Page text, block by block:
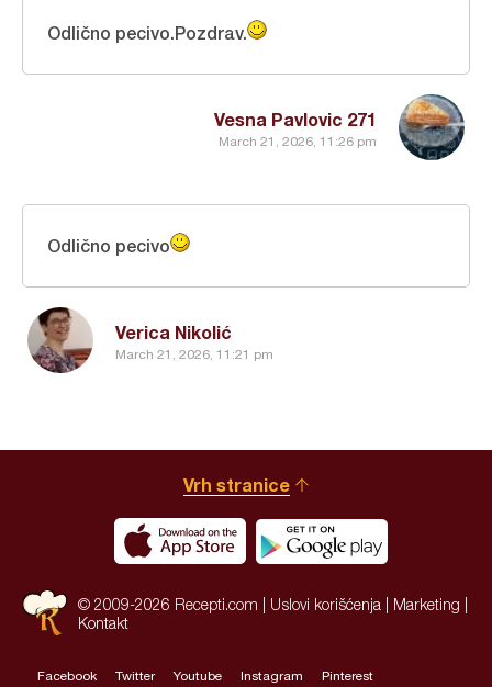
Vesna Pavlovic 271
March 21, 2026, 11:26 pm
Odlično pecivo.Pozdrav.
Verica Nikolić
March 21, 2026, 11:21 pm
Odlično pecivo
Vrh stranice
© 2009-2026 Recepti.com | Uslovi korišćenja Marketing
Kontakt
Facebook Twitter Youtube Instagram Pinterest